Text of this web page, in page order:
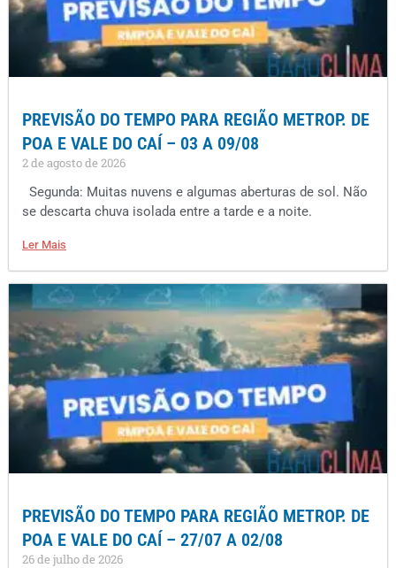
PREVISÃO DO TEMPO PARA REGIÃO METROP. DE
POA E VALE DO CAÍ – 03 A 09/08
2 de agosto de 2026
Segunda: Muitas nuvens e algumas aberturas de sol. Não
se descarta chuva isolada entre a tarde e a noite.
Ler Mais
PREVISÃO DO TEMPO PARA REGIÃO METROP. DE
POA E VALE DO CAÍ – 27/07 A 02/08
26 de julho de 2026